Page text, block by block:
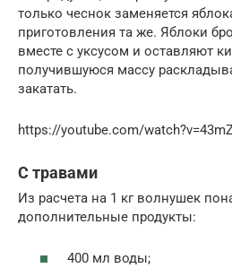
только чеснок заменяется
приготовления та же. Яблоки
вместе с уксусом и оставляют
получившуюся массу
закатать.
https://youtube.com/
С травами
Из расчета на 1 кг волнушек
дополнительные продукты:
400 мл воды;